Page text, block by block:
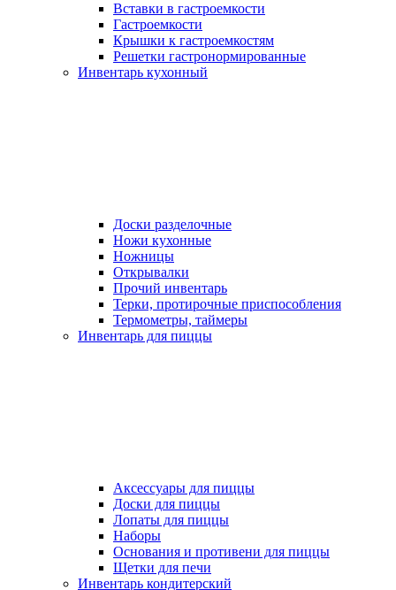
Вставки в гастроемкости
Гастроемкости
Крышки к гастроемкостям
Решетки гастронормированные
Инвентарь кухонный
Доски разделочные
Ножи кухонные
Ножницы
Открывалки
Прочий инвентарь
Терки, протирочные приспособления
Термометры, таймеры
Инвентарь для пиццы
Аксессуары для пиццы
Доски для пиццы
Лопаты для пиццы
Наборы
Основания и противени для пиццы
Щетки для печи
Инвентарь кондитерский